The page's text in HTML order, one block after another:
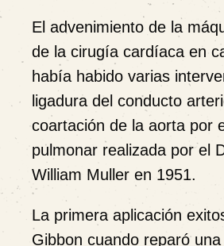
El advenimiento de la
de la cirugía cardíaca en
había habido varias
ligadura del conducto
coartación de la aorta por
pulmonar realizada por el
William Muller en 1951.
La primera aplicación
Gibbon cuando reparó